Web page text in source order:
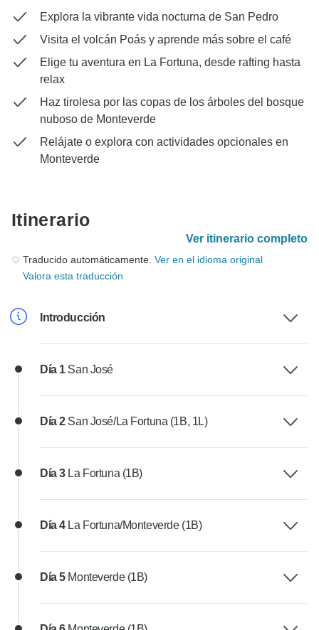
Explora la vibrante vida nocturna de San Pedro
Visita el volcán Poás y aprende más sobre el café
Elige tu aventura en La Fortuna, desde rafting hasta
relax
Haz tirolesa por las copas de los árboles del bosque
nuboso de Monteverde
Relájate o explora con actividades opcionales en
Monteverde
Itinerario
Ver itinerario completo
Traducido automáticamente. Ver en el idioma original
Valora esta traducción
Introducción
Día 1 San José
Día 2 San José/La Fortuna (1B, 1L)
Día 3 La Fortuna (1B)
Día 4 La Fortuna/Monteverde (1B)
Día 5 Monteverde (1B)